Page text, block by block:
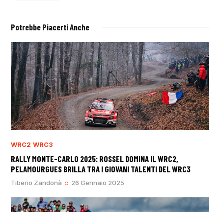
Potrebbe Piacerti Anche
WRC2 WRC3
RALLY MONTE-CARLO 2025: ROSSEL DOMINA IL WRC2,
PELAMOURGUES BRILLA TRA I GIOVANI TALENTI DEL WRC3
Tiberio Zandonà 26 Gennaio 2025